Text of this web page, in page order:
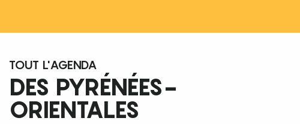
TOUT L'AGENDA
DES PYRÉNÉES-
ORIENTALES